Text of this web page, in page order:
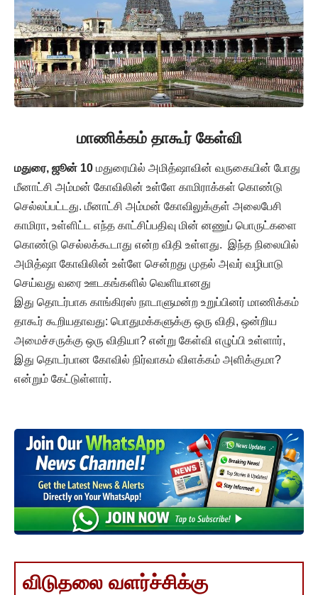
மாணிக்கம் தாகூர் கேள்வி
மதுரை, ஜூன் 10 மதுரையில் அமித்ஷாவின் வருகையின் போது
மீனாட்சி அம்மன் கோவிலின் உள்ளே காமிராக்கள் கொண்டு
செல்லப்பட்டது. மீனாட்சி அம்மன் கோவிலுக்குள் அலைபேசி
காமிரா, உள்ளிட்ட எந்த காட்சிப்பதிவு மின் னணுப் பொருட்களை
கொண்டு செல்லக்கூடாது என்ற விதி உள்ளது. இந்த நிலையில்
அமித்ஷா கோவிலின் உள்ளே சென்றது முதல் அவர் வழிபாடு
செய்வது வரை ஊடகங்களில் வெளியானது
இது தொடர்பாக காங்கிரஸ் நாடாளுமன்ற உறுப்பினர் மாணிக்கம்
தாகூர் கூறியதாவது: பொதுமக்களுக்கு ஒரு விதி, ஒன்றிய
அமைச்சருக்கு ஒரு விதியா? என்று கேள்வி எழுப்பி உள்ளார்,
இது தொடர்பான கோவில் நிர்வாகம் விளக்கம் அளிக்குமா?
என்றும் கேட்டுள்ளார்.
விடுதலை வளர்ச்சிக்கு